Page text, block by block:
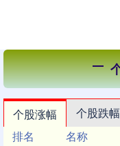
个股涨幅 个股跌幅
排名
名称